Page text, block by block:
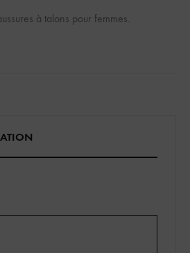
à talons pour femmes.